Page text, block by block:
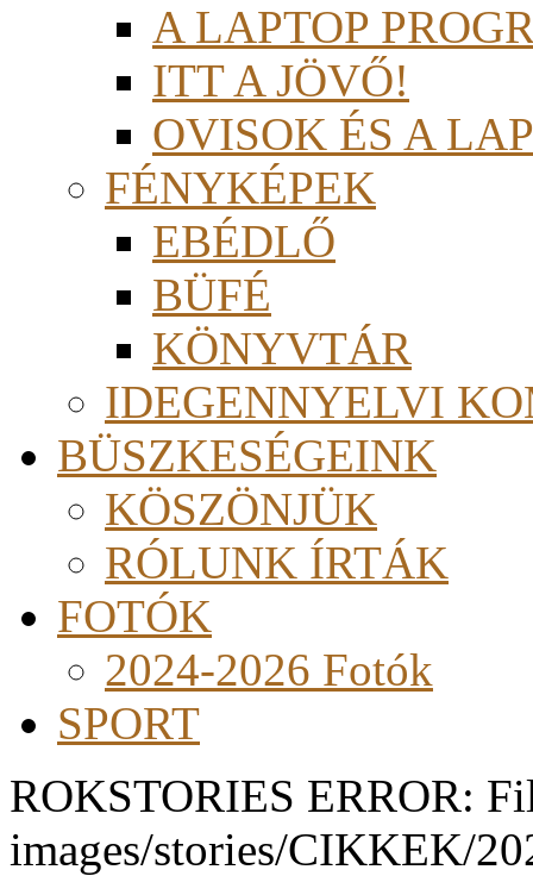
A LAPTOP
ITT A JÖVŐ!
OVISOK ÉS A
FÉNYKÉPEK
EBÉDLŐ
BÜFÉ
KÖNYVTÁR
IDEGENNYELVI
BÜSZKESÉGEINK
KÖSZÖNJÜK
RÓLUNK ÍRTÁK
FOTÓK
2024-2026 Fotók
SPORT
ROKSTORIES ERROR:
images/stories/CIKKEK/